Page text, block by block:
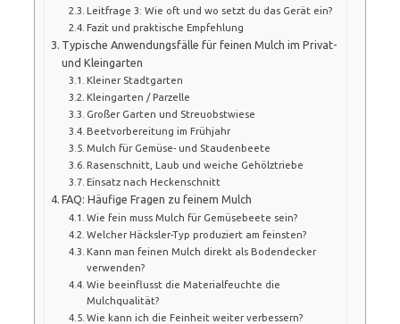
Leitfrage 3: Wie oft und wo setzt du das Gerät ein?
Fazit und praktische Empfehlung
Typische Anwendungsfälle für feinen Mulch im Privat-
und Kleingarten
Kleiner Stadtgarten
Kleingarten / Parzelle
Großer Garten und Streuobstwiese
Beetvorbereitung im Frühjahr
Mulch für Gemüse- und Staudenbeete
Rasenschnitt, Laub und weiche Gehölztriebe
Einsatz nach Heckenschnitt
FAQ: Häufige Fragen zu feinem Mulch
Wie fein muss Mulch für Gemüsebeete sein?
Welcher Häcksler-Typ produziert am feinsten?
Kann man feinen Mulch direkt als Bodendecker
verwenden?
Wie beeinflusst die Materialfeuchte die
Mulchqualität?
Wie kann ich die Feinheit weiter verbessern?